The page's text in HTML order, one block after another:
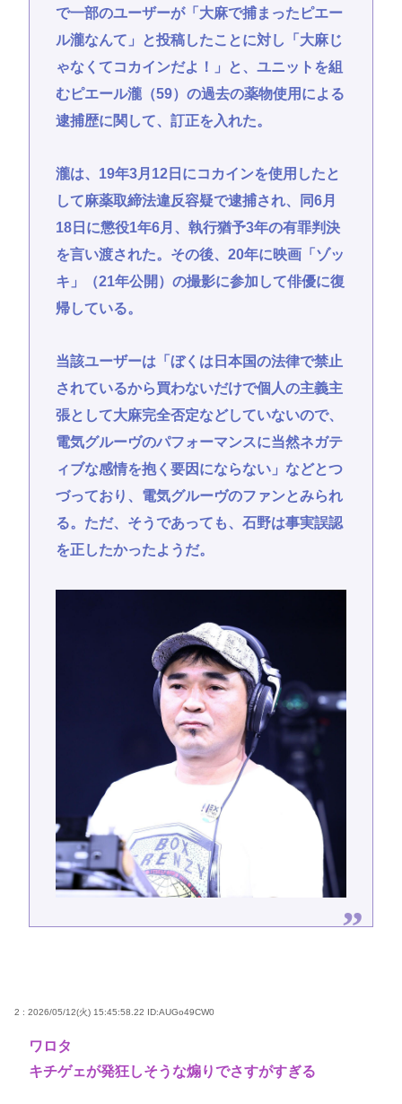
で一部のユーザーが「大麻で捕まったピエー
ル瀧なんて」と投稿したことに対し「大麻じ
ゃなくてコカインだよ！」と、ユニットを組
むピエール瀧（59）の過去の薬物使用による
逮捕歴に関して、訂正を入れた。
瀧は、19年3月12日にコカインを使用したと
して麻薬取締法違反容疑で逮捕され、同6月
18日に懲役1年6月、執行猶予3年の有罪判決
を言い渡された。その後、20年に映画「ゾッ
キ」（21年公開）の撮影に参加して俳優に復
帰している。
当該ユーザーは「ぼくは日本国の法律で禁止
されているから買わないだけで個人の主義主
張として大麻完全否定などしていないので、
電気グルーヴのパフォーマンスに当然ネガテ
ィブな感情を抱く要因にならない」などとつ
づっており、電気グルーヴのファンとみられ
る。ただ、そうであっても、石野は事実誤認
を正したかったようだ。
2 : 2026/05/12(火) 15:45:58.22 ID:AUGo49CW0
ワロタ
キチゲェが発狂しそうな煽りでさすがすぎる